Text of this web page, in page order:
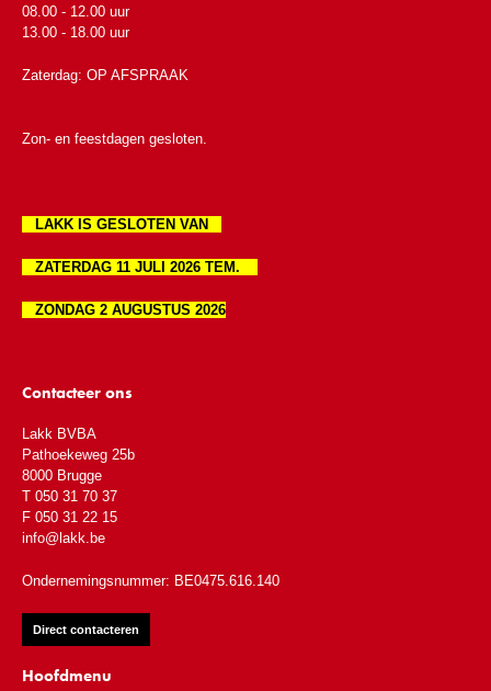
08.00 - 12.00 uur
13.00 - 18.00 uur
Zaterdag: OP AFSPRAAK
Zon- en feestdagen gesloten.
LAKK IS GESLOTEN VAN
ZATERDAG 11 JULI 2026 TEM.
ZONDAG 2 AUGUSTUS 2026
Contacteer ons
Lakk BVBA
Pathoekeweg 25b
8000 Brugge
T 050 31 70 37
F 050 31 22 15
info@lakk.be
Ondernemingsnummer: BE0475.616.140
Direct contacteren
Hoofdmenu